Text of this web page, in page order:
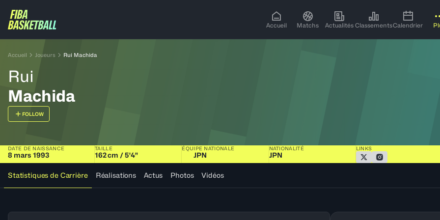
Accueil Matchs Actualités ClassementsCalendrier
Accueil Joueurs Rui Machida
Rui
Machida
FOLLOW
DATE DE NAISSANCE
8 mars 1993
TAILLE
162 cm / 5'4"
ÉQUIPE NATIONALE
JPN
NATIONALITÉ
JPN
LINKS
Statistiques de Carrière Réalisations Actus Photos Vidéos